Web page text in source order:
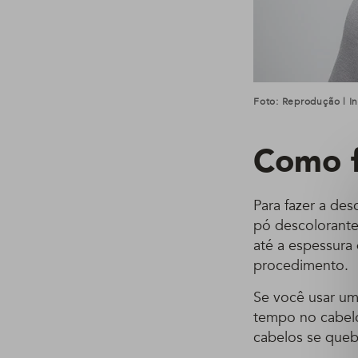
Foto: Reprodução |
Como
Para fazer a
pó
até a
procedimento.
Se você usar
tempo no
cabelos se